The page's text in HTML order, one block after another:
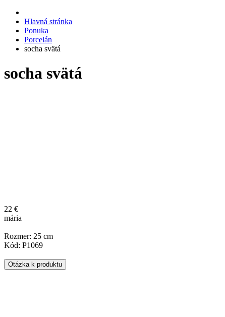
Hlavná stránka
Ponuka
Porcelán
socha svätá
socha svätá
22 €
mária
Rozmer: 25 cm
Kód: P1069
Otázka k produktu